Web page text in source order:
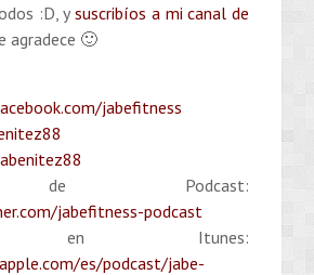
:D, ysuscribíos a mi canal de
agradece 🙂
jabefitness
de Podcast:
jabefitness-podcast
en Itunes:
es/podcast/jabe-